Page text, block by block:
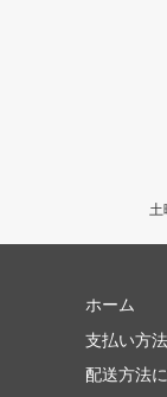
土
ホーム
支払い方
配送方法